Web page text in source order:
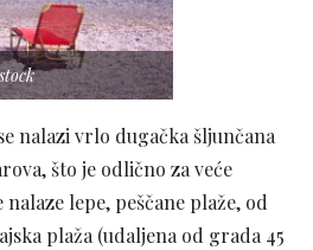
nalazi vrlo dugačka šljunčana
što je odlično za veće
lepe, peščane plaže, od
plaža (udaljena od grada 45